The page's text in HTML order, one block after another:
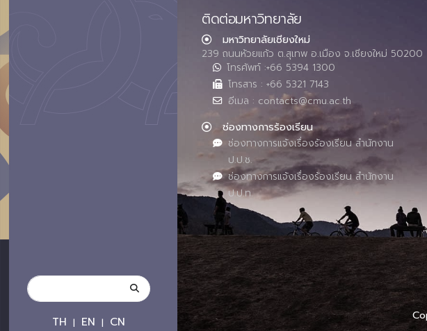
TH | EN | CN
ติดต่อมหาวิทยาลัย
มหาวิทยาลัยเชียงใหม่
239 ถนนห้วยแก้ว ต.สุเทพ อ.เมือง จ.เชียงใหม่ 50200
โทรศัพท์ :+66 5394 1300
โทรสาร : +66 5321 7143
อีเมล : contacts@cmu.ac.th
ช่องทางการร้องเรียน
ช่องทางการแจ้งเรื่องร้องเรียน สำนักงาน
ป.ป.ช.
ช่องทางการแจ้งเรื่องร้องเรียน สำนักงาน
ป.ป.ท.